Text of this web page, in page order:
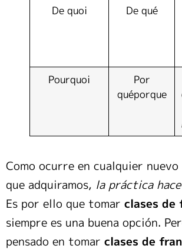
De quoi
De qué
Pourquoi
Por
quéporque
Como ocurre en cualquier
que adquiramos, la práctica
Es por ello que tomar clases de
siempre es una buena opción.
pensado en tomar clases de